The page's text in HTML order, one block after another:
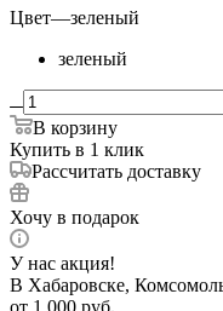
Цвет—зеленый
зеленый
В корзину
Купить в 1 клик
Рассчитать доставку
Хочу в подарок
У нас акция!
В Хабаровске,
от 1 000 руб.